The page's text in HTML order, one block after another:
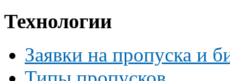
Технологии
Заявки на пропуска и